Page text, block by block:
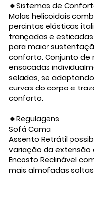
🔸Sistemas de
Molas helicoidais
percintas elásticas
trançadas e
para maior
conforto. Conjunto de
ensacadas
seladas, se
curvas do corpo e
conforto.
🔸Regulagens
Sofá Cama
Assento Retrátil
variação da extensão
Encosto Reclinável
mais almofadas